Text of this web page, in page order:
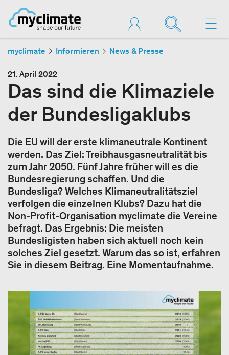
myclimate Informieren News & Presse
21. April 2022
Das sind die Klimaziele
der Bundesligaklubs
Die EU will der erste klimaneutrale Kontinent
werden. Das Ziel: Treibhausgasneutralität bis
zum Jahr 2050. Fünf Jahre früher will es die
Bundesregierung schaffen. Und die
Bundesliga? Welches Klimaneutralitätsziel
verfolgen die einzelnen Klubs? Dazu hat die
Non-Profit-Organisation myclimate die Vereine
befragt. Das Ergebnis: Die meisten
Bundesligisten haben sich aktuell noch kein
solches Ziel gesetzt. Warum das so ist, erfahren
Sie in diesem Beitrag. Eine Momentaufnahme.